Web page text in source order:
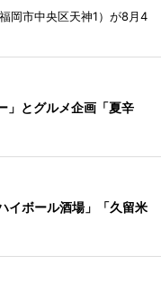
岡市中央区天神1）が8月4
」とグルメ企画「夏辛
イボール酒場」「久留米